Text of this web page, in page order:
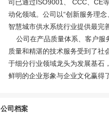
司已通过ISO9001、 CCC、CE
动化领域。公司以“创新服务理
智慧城市供水系统行业提供最完
公司在产品质量体系、客户服
质量和精湛的技术服务受到了社
于细分行业领域龙头为发展基石
鲜明的企业形象与企业文化赢得
公司档案